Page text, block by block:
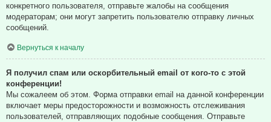
конкретного пользователя, отправьте жалобы на сообщения
модераторам; они могут запретить пользователю отправку личных
сообщений.
Вернуться к началу
Я получил спам или оскорбительный email от кого-то с этой
конференции!
Мы сожалеем об этом. Форма отправки email на данной конференции
включает меры предосторожности и возможность отслеживания
пользователей, отправляющих подобные сообщения. Отправьте